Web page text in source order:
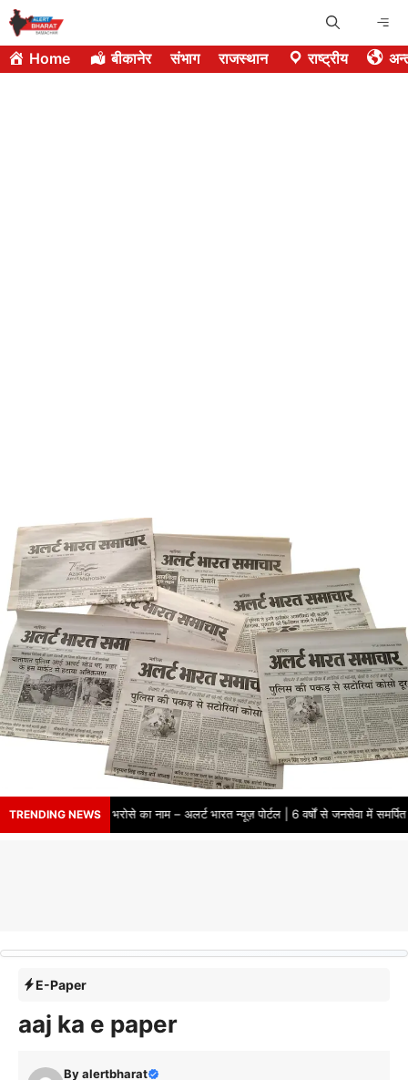
Skip
to
content
Home बीकानेर संभाग राजस्थान राष्ट्रीय
TRENDING NEWS
8 वर्षों से भरोसे का नाम – अलर्ट भारत न्यूज़ पोर्टल | 6 वर्षों से जनसेवा में समर्पित
E-Paper
aaj ka e paper
Byalertbharat